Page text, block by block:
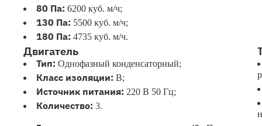
80 Па: 6200 куб. м/ч;
130 Па: 5500 куб. м/ч;
180 Па: 4735 куб. м/ч.
Двигатель
Тип: Однофазный конденсаторный;
Класс изоляции: B;
Источник питания: 220 В 50 Гц;
Количество: 3.